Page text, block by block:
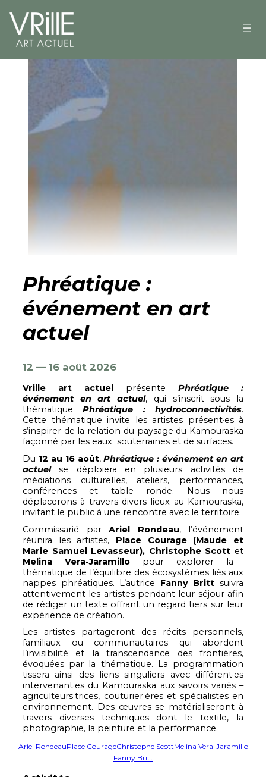
Phréatique :
événement en art
actuel
12 — 16 août 2026
Vrille art actuel présente Phréatique :
événement en art actuel, qui s’inscrit sous la
thématiquePhréatique : hydroconnectivités.
Cette thématique invite les artistes présent·es à
s’inspirer de la relation du paysage du Kamouraska
façonné par les eaux souterraines et de surfaces.
Du 12 au 16 août,Phréatique : événement en art
actuelse
déploiera en plusieurs activités de
médiations culturelles, ateliers, performances,
conférences et table ronde. Nous nous
déplacerons à travers divers lieux au Kamouraska,
invitant le public à une rencontre avec le territoire.
Commissarié par Ariel Rondeau,
l’événement
réunira les artistes, Place Courage (Maude et
Marie Samuel Levasseur), Christophe Scott et
Melina Vera-Jaramillo pour explorer la
thématique de l’équilibre des écosystèmes liés aux
nappes phréatiques. L’autrice Fanny Britt suivra
attentivement les artistes pendant leur séjour afin
de rédiger un texte offrant un regard tiers sur leur
expérience de création.
Les artistes partageront des récits personnels,
familiaux ou communautaires qui abordent
l’invisibilité et la transcendance des frontières,
évoquées par la thématique. La programmation
tissera ainsi des liens singuliers avec différent·es
intervenant·es du Kamouraska aux savoirs variés –
agriculteurs·trices, couturier·ères et spécialistes en
environnement. Des œuvres se matérialiseront à
travers diverses techniques dont le textile, la
photographie, la peinture et la performance.
Ariel RondeauPlace CourageChristophe ScottMelina Vera-Jaramillo
Fanny Britt